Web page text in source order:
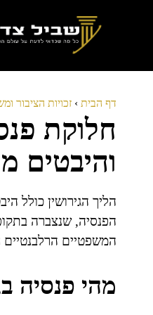
דף הבית › זכויות הציבור
חלוקת
והיבטים
הליך הגירושין כולל
הפנסיה, שנצברה
המשפטיים
מהי פנסיה